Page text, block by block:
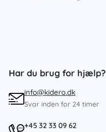
Har du brug for hjælp?
info@kidero.dk
Svar inden for 24 timer
+45 32 33 09 62